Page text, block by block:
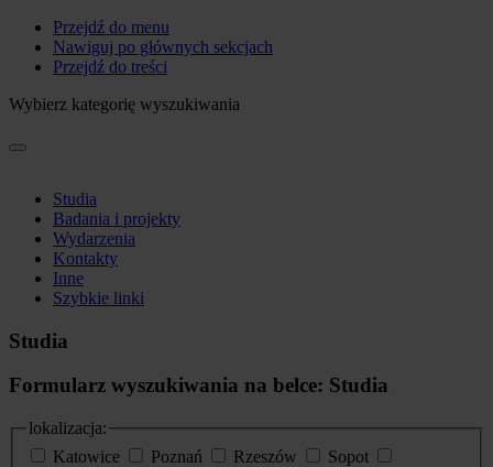
Przejdź do menu
Nawiguj po głównych sekcjach
Przejdź do treści
Wybierz kategorię wyszukiwania
Studia
Badania i projekty
Wydarzenia
Kontakty
Inne
Szybkie linki
Studia
Formularz wyszukiwania na belce: Studia
lokalizacja:
Katowice
Poznań Rzeszów
Sopot